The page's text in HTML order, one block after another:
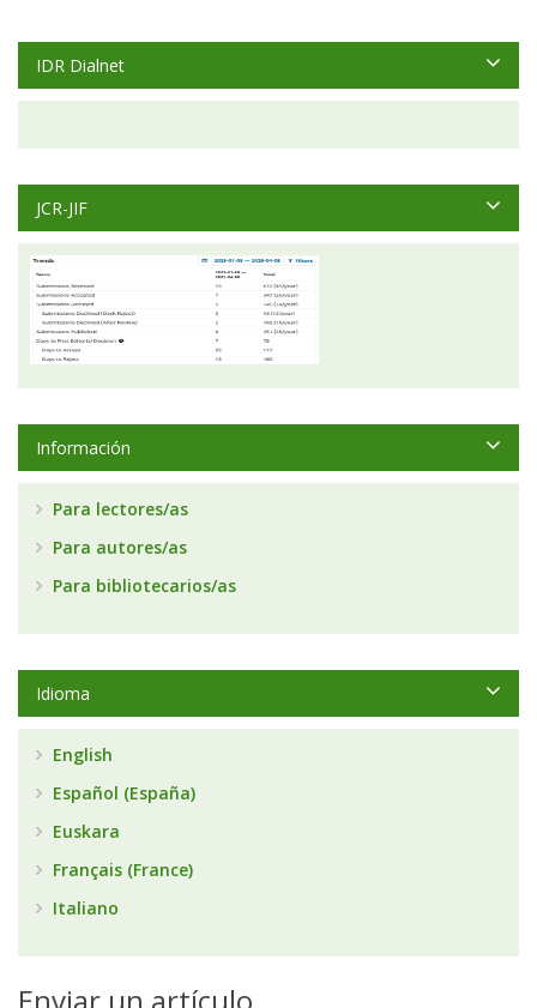
IDR Dialnet
JCR-JIF
Información
Para lectores/as
Para autores/as
Para bibliotecarios/as
Idioma
English
Español (España)
Euskara
Français (France)
Italiano